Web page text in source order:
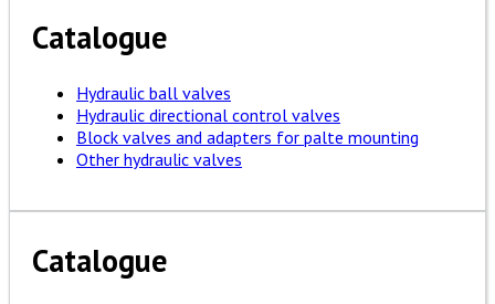
Catalogue
Hydraulic ball valves
Hydraulic directional control valves
Block valves and adapters for palte mounting
Other hydraulic valves
Catalogue